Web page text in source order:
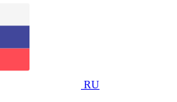
RU